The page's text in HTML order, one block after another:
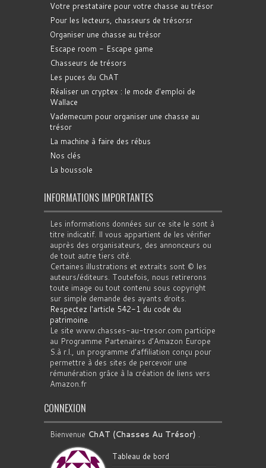
Votre prestataire pour votre chasse au trésor
Pour les lecteurs, chasseurs de trésorsr
Organiser une chasse au trésor
Escape room - Escape game
Chasseurs de trésors
Les puces du ChAT
Réaliser un cryptex : le mode d'emploi de
Wallace
Vademecum pour organiser une chasse au
trésor
La machine à faire des rébus
Nos clés
La boussole
INFORMATIONS IMPORTANTES
Les informations données sur ce site le sont à
titre indicatif. Il vous appartient de les vérifier
auprès des organisateurs, des annonceurs ou
de tout autre tiers cité.
Certaines illustrations et extraits sont © les
auteurs/éditeurs. Toutefois, nous retirerons
toute image ou tout contenu sous copyright
sur simple demande des ayants droits.
Respectez l'article 542-1 du code du
patrimoine.
Le site www.chasses-au-tresor.com participe
au Programme Partenaires d’Amazon Europe
S.à r.l., un programme d’affiliation conçu pour
permettre à des sites de percevoir une
rémunération grâce à la création de liens vers
Amazon.fr
CONNEXION
Bienvenue ChAT (Chasses Au Trésor) .
Tableau de bord